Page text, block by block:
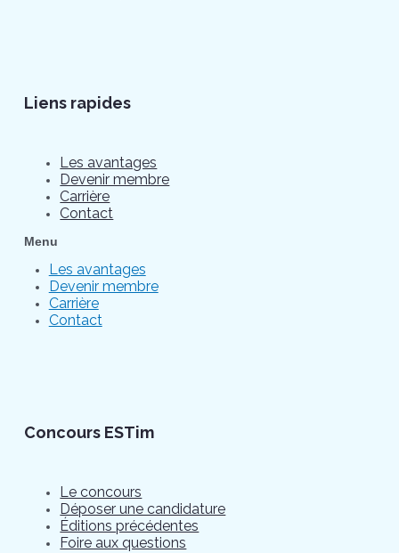
Liens rapides
Les avantages
Devenir membre
Carrière
Contact
Menu
Les avantages
Devenir membre
Carrière
Contact
Concours ESTim
Le concours
Déposer une candidature
Éditions précédentes
Foire aux questions